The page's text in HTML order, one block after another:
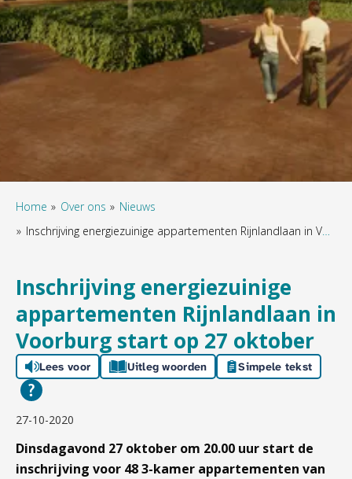
Home Over ons
Nieuws
Inschrijving energiezuinige appartementen Rijnlandlaan in Voorburg start op 27 oktober
Inschrijving energiezuinige
appartementen Rijnlandlaan in
Voorburg start op 27 oktober
Lees voor Uitleg woorden Simpele tekst
27-10-2020
Dinsdagavond 27 oktober om 20.00 uur start de
inschrijving voor 48 3-kamer appartementen van